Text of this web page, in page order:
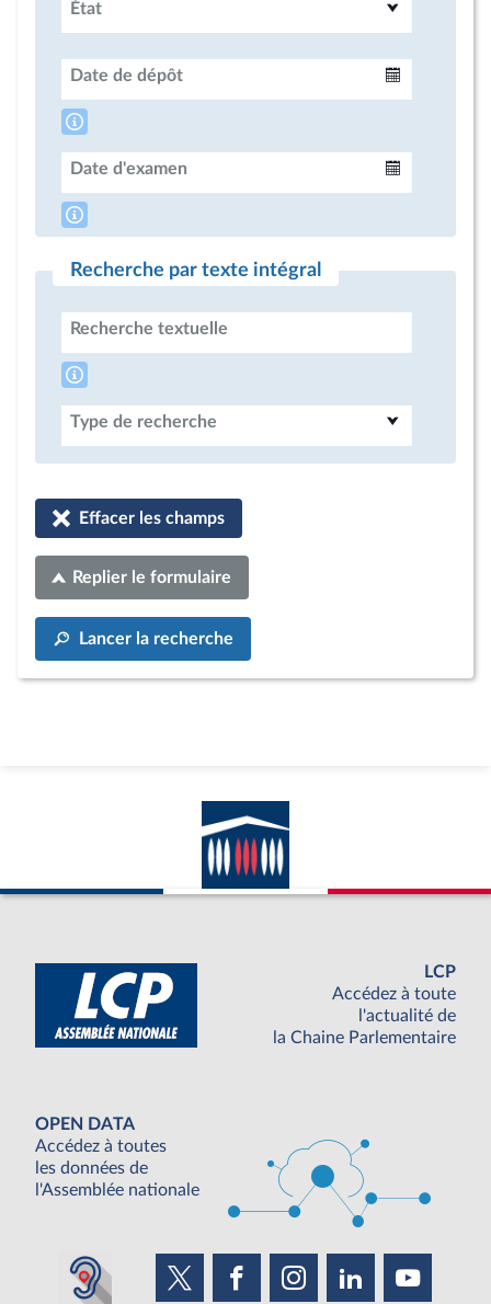
État
Date de dépôt
Date d'examen
Recherche par texte intégral
Recherche textuelle
Type de recherche
Effacer les champs
Replier le formulaire
Lancer la recherche
LCP
Accédez à toute
l'actualité de
la Chaine Parlementaire
OPEN DATA
Accédez à toutes
les données de
l'Assemblée nationale